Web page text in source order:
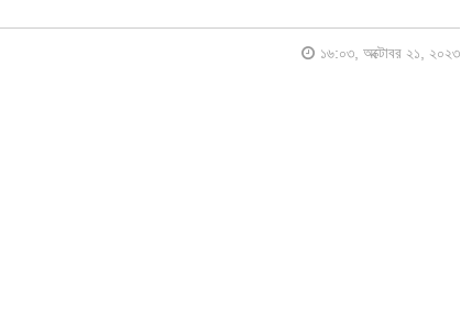
১৬:০৩, অক্টোবর ২১, ২০২৩